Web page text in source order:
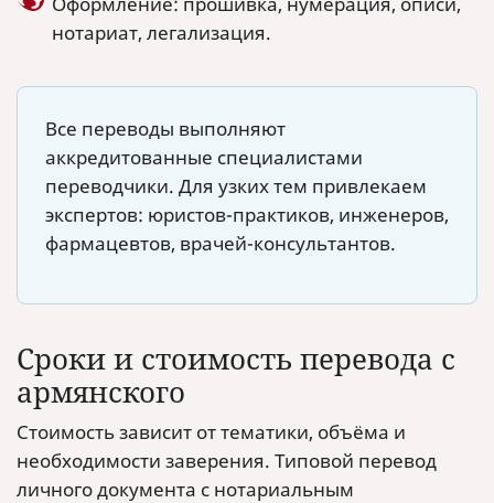
нотариат, легализация.
Все переводы выполняют
аккредитованные специалистами
переводчики. Для узких тем привлекаем
экспертов: юристов-практиков, инженеров,
фармацевтов, врачей-консультантов.
Сроки и стоимость перевода с
армянского
Стоимость зависит от тематики, объёма и
необходимости заверения. Типовой перевод
личного документа с нотариальным